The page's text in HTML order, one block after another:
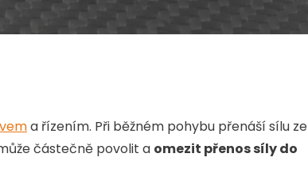
a řízením. Při běžném pohybu přenáší sílu ze
částečně povolit a omezit přenos síly do